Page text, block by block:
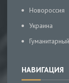
Новороссия
Украина
НАВИГАЦИЯ